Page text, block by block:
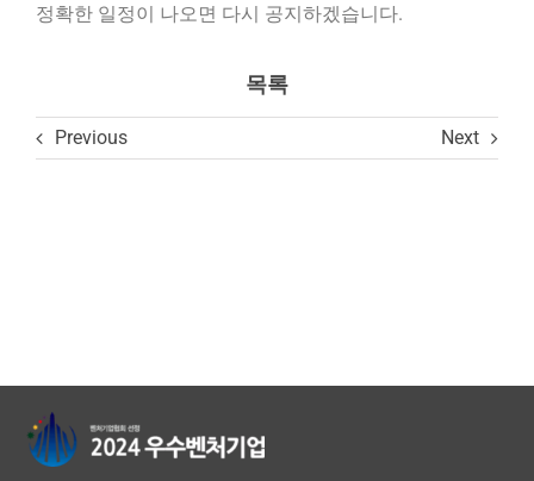
정확한 일정이 나오면 다시 공지하겠습니다.
목록
Previous Next